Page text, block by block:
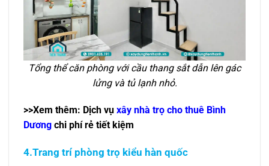
Tổng thể căn phòng với cầu thang sắt dẫn lên gác
lửng và tủ lạnh nhỏ.
>>Xem thêm: Dịch vụ xây nhà trọ cho thuê Bình
Dương chi phí rẻ tiết kiệm
4.Trang trí phòng trọ kiểu hàn quốc